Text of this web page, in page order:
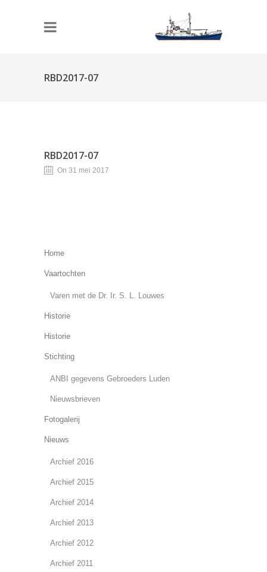
RBD2017-07
RBD2017-07
On 31 mei 2017
Home
Vaartochten
Varen met de Dr. Ir. S. L. Louwes
Historie
Historie
Stichting
ANBI gegevens Gebroeders Luden
Nieuwsbrieven
Fotogalerij
Nieuws
Archief 2016
Archief 2015
Archief 2014
Archief 2013
Archief 2012
Archief 2011